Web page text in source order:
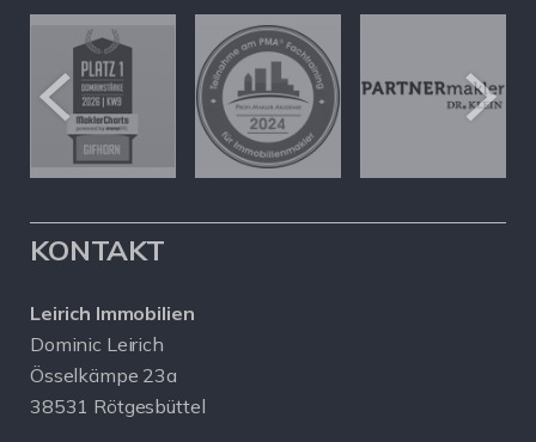
KONTAKT
Leirich Immobilien
Dominic Leirich
Össelkämpe 23a
38531 Rötgesbüttel